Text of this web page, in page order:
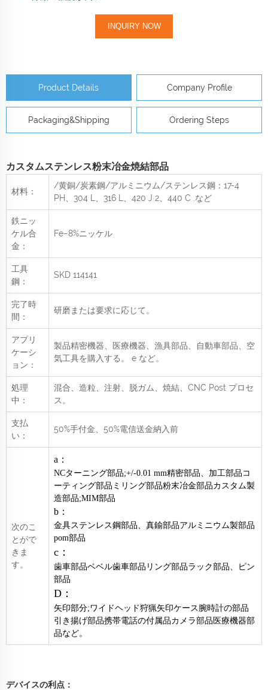
INQUIRY NOW
Product Details Company Profile
Packaging&Shipping Ordering Steps
カスタムステンレス粉末冶金焼結部品
材料：
/黄銅/炭素鋼/アルミニウム/ステンレス鋼：17-4
PH、304 L、316 L、420 J 2、440 C .など
鉄ニッ
ケル合
金：
Fe−8%ニッケル
工具
鋼：
SKD 114141
完了時
間：
研磨または要求に応じて。
アプリ
ケーシ
ョン：
製品精密機器、医療機器、漁具部品、自動車部品、空
気工具を購入する。
e など。
処理
中：
混合、造粒、注射、脱ガム、焼結、CNC Post プロセ
ス。
支払
い：
50%手付金、50%電信送金納入前
次のこ
とがで
きま
す。
a：
NCターニング部品;+/-0.01 mm精密部品、加工部品コ
ーティング部品ミリング部品粉末冶金部品カスタム製
造部品;MIM部品
b：
金具ステンレス鋼部品、真鍮部品アルミニウム製部品
pom部品
c：
歯車部品ベベル歯車部品リング部品ラック部品、ピン
部品
D：
矢印部分;ワイドヘッド狩猟矢印ケース腕時計の部品
引き揚げ部品携帯電話の付属品カメラ部品医療機器部
品など。
デバイスの利点：